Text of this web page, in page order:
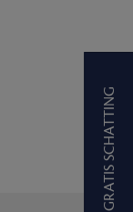
GRATIS SCHATTING